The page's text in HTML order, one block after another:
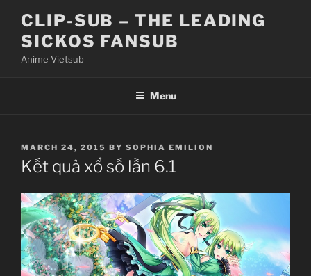
content
CLIP-SUB – THE LEADING
SICKOS FANSUB
Anime Vietsub
Menu
POSTED
ON
MARCH 24, 2015 BY SOPHIA EMILION
Kết quả xổ số lần 6.1